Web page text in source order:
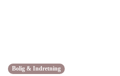
Bolig & Indretning